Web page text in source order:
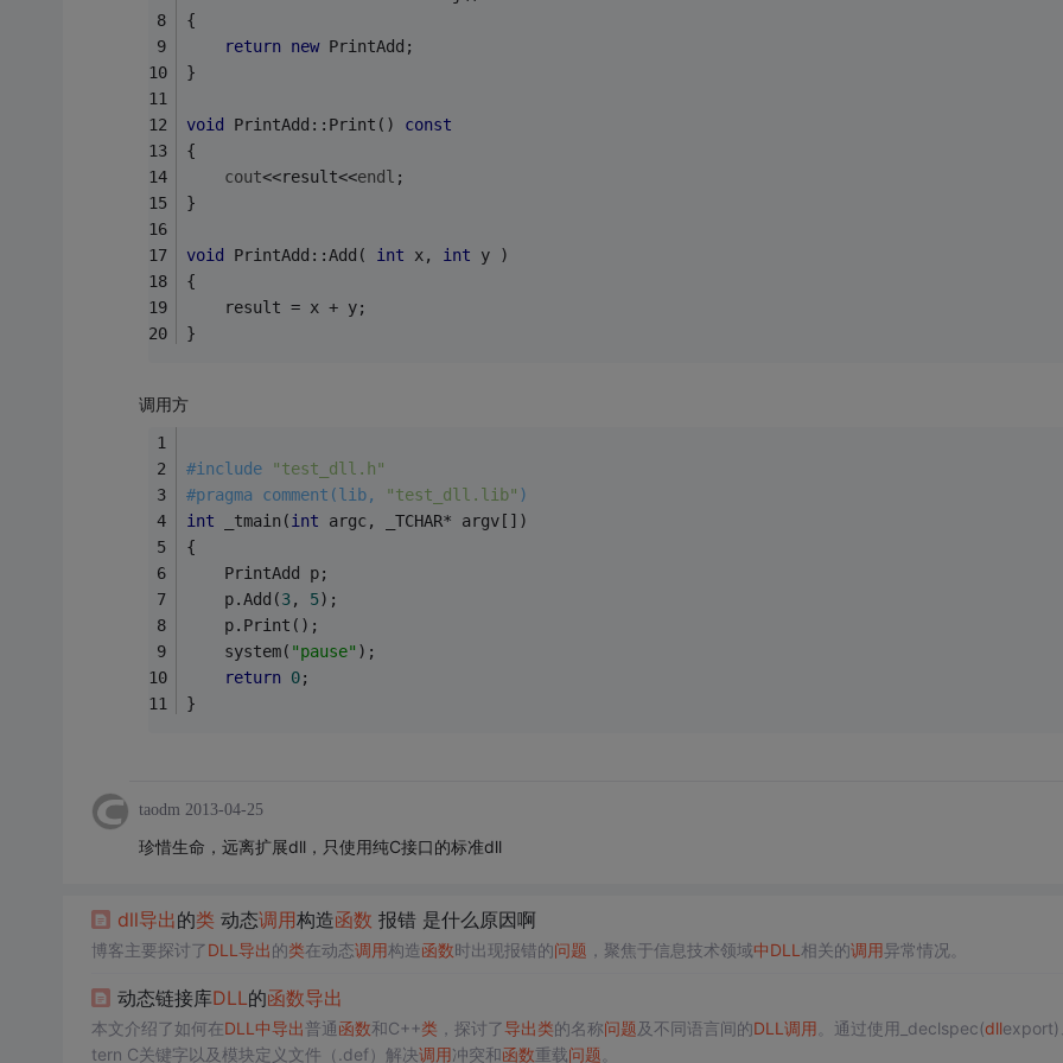
{
return new PrintAdd;
}
void PrintAdd::Print() const
{
cout<<result<<endl ;
}
void PrintAdd::Add( int x, int y )
{
	result = x + y;
}
调用方
#include
"test_dll.h"
#pragma comment(lib, "test_dll.lib" )
int _tmain(int argc, _TCHAR* argv[])
{
	PrintAdd p;
	p.Add(
3, 5);
	p.Print();
	system(
"pause" );
return 0;
}
taodm 2013-04-25
珍惜生命，远离扩展dll，只使用纯C接口的标准dll
dll导出的类动态调用构造函数 报错 是什么原因啊
博客主要探讨了DLL 导出的类在动态调用构造 函数时出现报错的问题 ，聚焦于信息技术领域中DLL 相关的调用异常情况。
动态链接库DLL的函数导出
本文介绍了如何在DLL 中导出普通函数和C++类 ，探讨了导出类的名称问题及不同语言间的DLL 调用 。通过使用_declspec(dllexport)
tern C关键字以及模块定义文件（.def）解决调用冲突和函数重载问题